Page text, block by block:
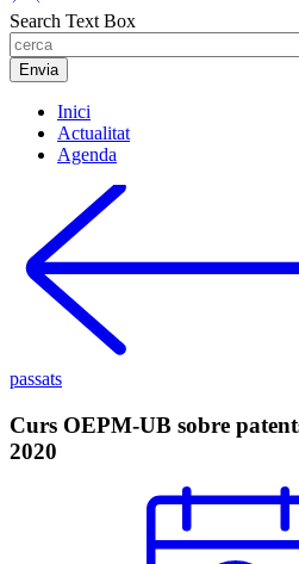
Search Text Box
Inici
Actualitat
Agenda
passats
Curs OEPM-UB sobre
2020